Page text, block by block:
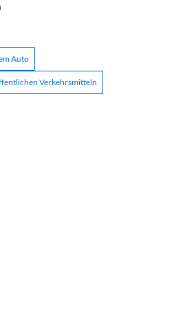
Auto
Verkehrsmitteln